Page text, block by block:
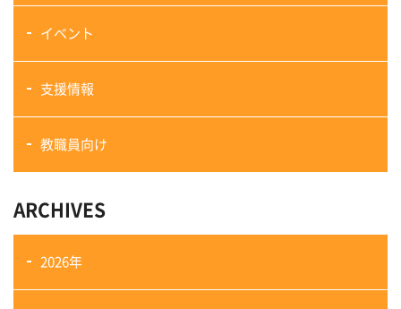
イベント
支援情報
教職員向け
ARCHIVES
2026年